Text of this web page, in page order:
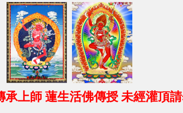
上師 蓮生活佛傳授 未經灌頂